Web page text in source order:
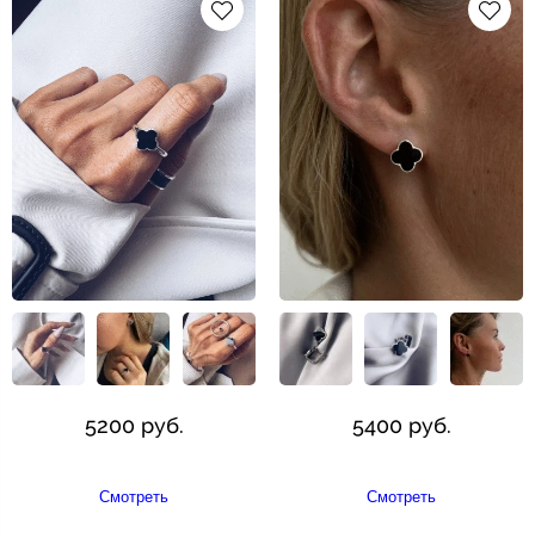
5200 руб.
Смотреть
5400 руб.
Смотреть